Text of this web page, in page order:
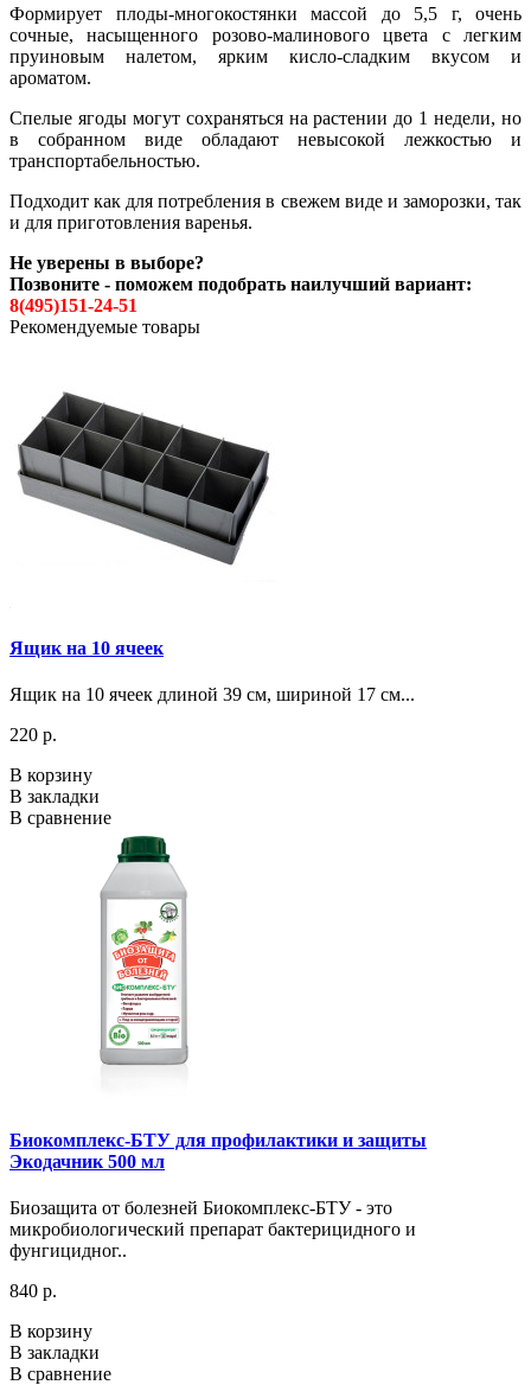
Формирует плоды-многокостянки массой до 5,5 г, очень
сочные, насыщенного розово-малинового цвета с легким
пруиновым налетом, ярким кисло-сладким вкусом и
ароматом.
Спелые ягоды могут сохраняться на растении до 1 недели, но
в собранном виде обладают невысокой лежкостью и
транспортабельностью.
Подходит как для потребления в свежем виде и заморозки, так
и для приготовления варенья.
Не уверены в выборе?
Позвоните - поможем подобрать наилучший вариант:
8(495)151-24-51
Рекомендуемые товары
Ящик на 10 ячеек
Ящик на 10 ячеек длиной 39 см, шириной 17 см...
220 р.
В корзину
В закладки
В сравнение
Биокомплекс-БТУ для профилактики и защиты
Экодачник 500 мл
Биозащита от болезней Биокомплекс-БТУ - это
микробиологический препарат бактерицидного и
фунгицидног..
840 р.
В корзину
В закладки
В сравнение